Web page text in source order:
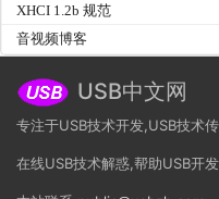
XHCI 1.2b 规范
音视频博客
USB中文网
专注于USB技术开发,USB技术
在线USB技术解惑,帮助USB开